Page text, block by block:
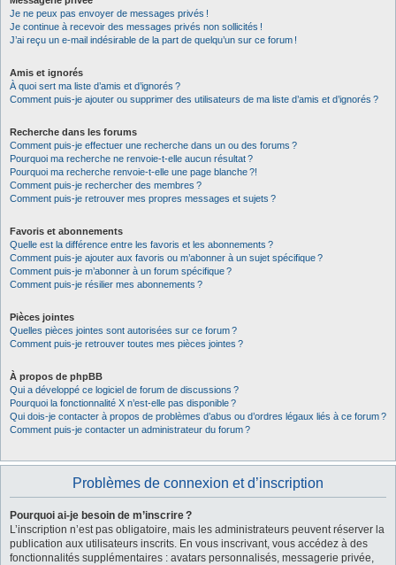
Je ne peux pas envoyer de messages privés !
Je continue à recevoir des messages privés non sollicités !
J’ai reçu un e-mail indésirable de la part de quelqu’un sur ce forum !
Amis et ignorés
À quoi sert ma liste d’amis et d’ignorés ?
Comment puis-je ajouter ou supprimer des utilisateurs de ma liste d’amis et d’ignorés ?
Recherche dans les forums
Comment puis-je effectuer une recherche dans un ou des forums ?
Pourquoi ma recherche ne renvoie-t-elle aucun résultat ?
Pourquoi ma recherche renvoie-t-elle une page blanche ?!
Comment puis-je rechercher des membres ?
Comment puis-je retrouver mes propres messages et sujets ?
Favoris et abonnements
Quelle est la différence entre les favoris et les abonnements ?
Comment puis-je ajouter aux favoris ou m’abonner à un sujet spécifique ?
Comment puis-je m’abonner à un forum spécifique ?
Comment puis-je résilier mes abonnements ?
Pièces jointes
Quelles pièces jointes sont autorisées sur ce forum ?
Comment puis-je retrouver toutes mes pièces jointes ?
À propos de phpBB
Qui a développé ce logiciel de forum de discussions ?
Pourquoi la fonctionnalité X n’est-elle pas disponible ?
Qui dois-je contacter à propos de problèmes d’abus ou d’ordres légaux liés à ce forum ?
Comment puis-je contacter un administrateur du forum ?
Problèmes de connexion et d’inscription
Pourquoi ai-je besoin de m’inscrire ?
L’inscription n’est pas obligatoire, mais les administrateurs peuvent réserver la
publication aux utilisateurs inscrits. En vous inscrivant, vous accédez à des
fonctionnalités supplémentaires : avatars personnalisés, messagerie privée,